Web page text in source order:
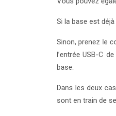
Si la base est
Sinon, prenez le
l’entrée USB-C
base.
Dans les deux
sont en train de